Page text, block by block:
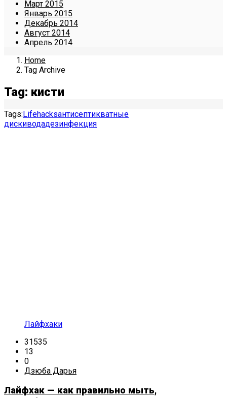
Март 2015
Январь 2015
Декабрь 2014
Август 2014
Апрель 2014
Home
Tag Archive
Tag: кисти
Tags:Lifehacksантисептикватные
дискиводадезинфекция
Лайфхаки
31535
13
0
Дзюба Дарья
Лайфхак — как правильно мыть,